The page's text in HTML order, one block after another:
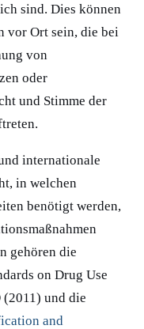
sind. Dies können
vor Ort sein, die bei
von
oder
und Stimme der
internationale
in welchen
benötigt werden,
gehören die
on Drug Use
(2011) und die
and